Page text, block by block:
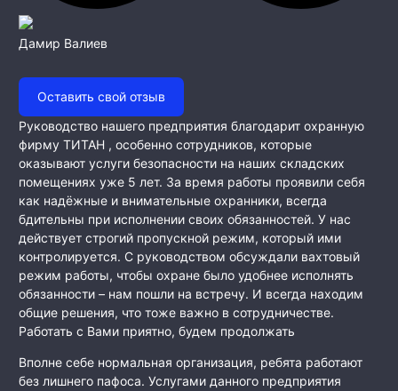
Дамир Валиев
Оставить свой отзыв
Руководство нашего предприятия благодарит охранную
фирму ТИТАН , особенно сотрудников, которые
оказывают услуги безопасности на наших складских
помещениях уже 5 лет. За время работы проявили себя
как надёжные и внимательные охранники, всегда
бдительны при исполнении своих обязанностей. У нас
действует строгий пропускной режим, который ими
контролируется. С руководством обсуждали вахтовый
режим работы, чтобы охране было удобнее исполнять
обязанности – нам пошли на встречу. И всегда находим
общие решения, что тоже важно в сотрудничестве.
Работать с Вами приятно, будем продолжать
Вполне себе нормальная организация, ребята работают
без лишнего пафоса. Услугами данного предприятия